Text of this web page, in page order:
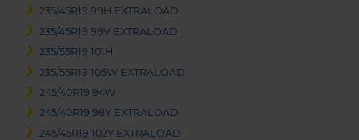
235/45R19 99H EXTRALOAD
235/45R19 99V EXTRALOAD
235/55R19 101H
235/55R19 105W EXTRALOAD
245/40R19 94W
245/40R19 98Y EXTRALOAD
245/45R19 102Y EXTRALOAD